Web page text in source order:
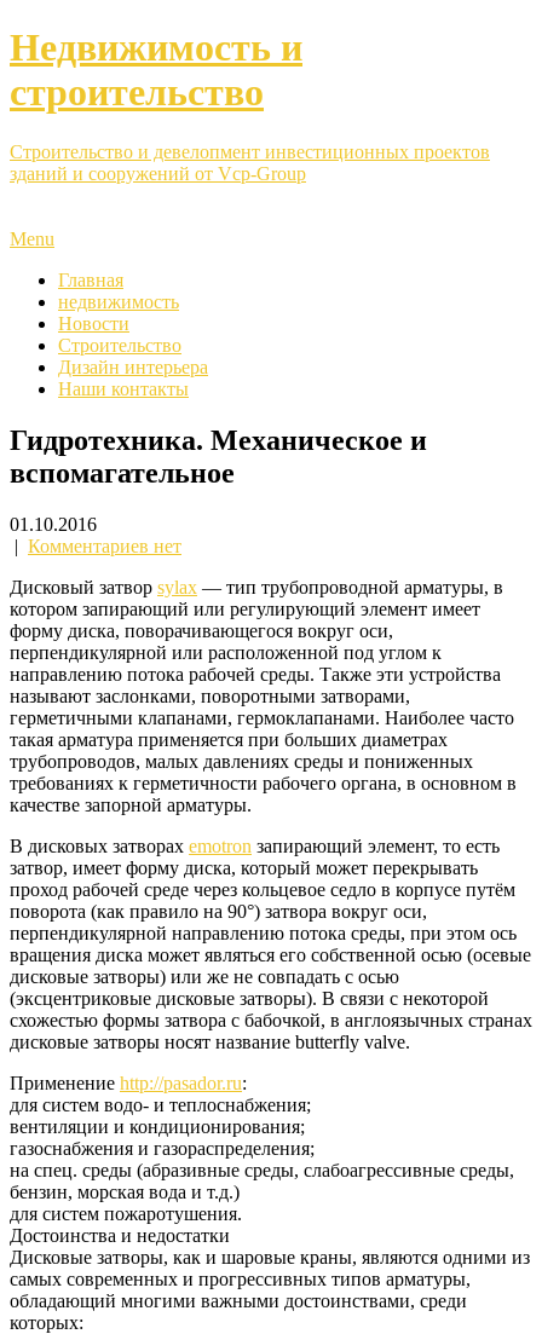
Недвижимость и
строительство
Строительство и девелопмент инвестиционных проектов
зданий и сооружений от Vcp-Group
Menu
Главная
недвижимость
Новости
Строительство
Дизайн интерьера
Наши контакты
Гидротехника. Механическое и
вспомагательное
01.10.2016
| Комментариев нет
Дисковый затвор sylax — тип трубопроводной арматуры, в
котором запирающий или регулирующий элемент имеет
форму диска, поворачивающегося вокруг оси,
перпендикулярной или расположенной под углом к
направлению потока рабочей среды. Также эти устройства
называют заслонками, поворотными затворами,
герметичными клапанами, гермоклапанами. Наиболее часто
такая арматура применяется при больших диаметрах
трубопроводов, малых давлениях среды и пониженных
требованиях к герметичности рабочего органа, в основном в
качестве запорной арматуры.
В дисковых затворах emotron запирающий элемент, то есть
затвор, имеет форму диска, который может перекрывать
проход рабочей среде через кольцевое седло в корпусе путём
поворота (как правило на 90°) затвора вокруг оси,
перпендикулярной направлению потока среды, при этом ось
вращения диска может являться его собственной осью (осевые
дисковые затворы) или же не совпадать с осью
(эксцентриковые дисковые затворы). В связи с некоторой
схожестью формы затвора с бабочкой, в англоязычных странах
дисковые затворы носят название butterfly valve.
Применение http://pasador.ru:
для систем водо- и теплоснабжения;
вентиляции и кондиционирования;
газоснабжения и газораспределения;
на спец. среды (абразивные среды, слабоагрессивные среды,
бензин, морская вода и т.д.)
для систем пожаротушения.
Достоинства и недостатки
Дисковые затворы, как и шаровые краны, являются одними из
самых современных и прогрессивных типов арматуры,
обладающий многими важными достоинствами, среди
которых: